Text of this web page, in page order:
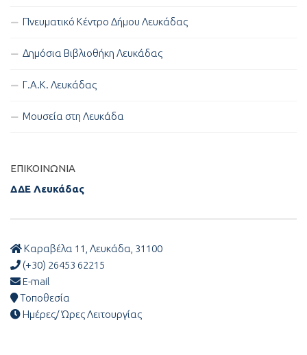
Πνευματικό Κέντρο Δήμου Λευκάδας
Δημόσια Βιβλιοθήκη Λευκάδας
Γ.Α.Κ. Λευκάδας
Μουσεία στη Λευκάδα
ΕΠΙΚΟΙΝΩΝΊΑ
ΔΔΕ Λευκάδας
Καραβέλα 11, Λευκάδα, 31100
(+30) 26453 62215
E-mail
Τοποθεσία
Ημέρες/ Ώρες Λειτουργίας